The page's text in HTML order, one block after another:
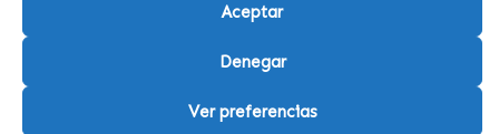
Aceptar
Denegar
Ver preferencias
Privacidad
Declaración de accesibilidad